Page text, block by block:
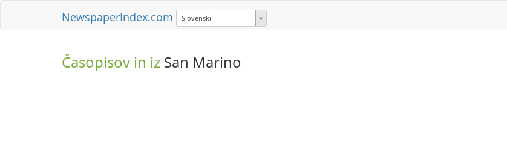
NewspaperIndex.com Slovenski
Časopisov in iz San Marino